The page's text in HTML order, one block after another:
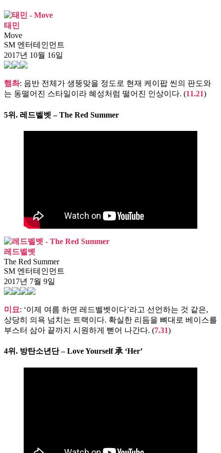
태민
Move
SM 엔터테인먼트
2017년 10월 16일
햄촤: 음반 전체가 생뚱맞을 정도로 현재 케이팝 씬의 판도와
는 동떨어진 스타일이라 혜성처럼 떨어진 인상이다. (11.21)
5위. 레드벨벳 – The Red Summer
레드벨벳
The Red Summer
SM 엔터테인먼트
2017년 7월 9일
미묘: ‘이제 여름 하면 레드벨벳이다’라고 선언하는 것 같은,
상당히 의욕 넘치는 트랙이다. 확실한 리듬을 뼈대로 베이스를
부스터 삼아 끝까지 시원하게 뻗어 나간다. (7.31)
4위. 방탄소년단 – Love Yourself 承 ‘Her’